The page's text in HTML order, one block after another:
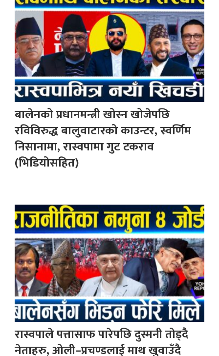
बालेनको प्रधानमन्त्री खोस्न खोजेपछि
रविविरुद्ध बालुवाटारको काउन्टर, स्वर्णिम
निसानामा, रास्वपामा गुट टकराव
(भिडियोसहित)
रास्वपाले पत्तासाफ पारेपछि दुस्मनी तोड्दै
नेताहरु, ओली–प्रचण्डलाई माथ खुवाउँदै